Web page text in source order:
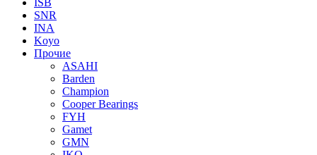
ISB
SNR
INA
Koyo
Прочие
ASAHI
Barden
Champion
Cooper Bearings
FYH
Gamet
GMN